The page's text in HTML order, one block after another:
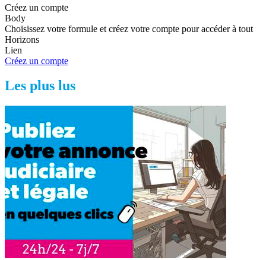
Créez un compte
Body
Choisissez votre formule et créez votre compte pour accéder à tout
Horizons
Lien
Créez un compte
Les plus lus